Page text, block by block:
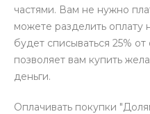
частями. Вам не нужно
можете разделить
будет списываться 25% от
позволяет вам купить
деньги.
Оплачивать покупки